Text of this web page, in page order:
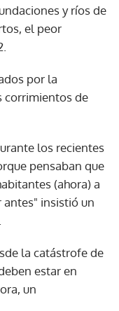
y ríos de
el peor
por la
corrimientos de
los recientes
pensaban que
(ahora) a
antes" insistió un
la catástrofe de
estar en
un